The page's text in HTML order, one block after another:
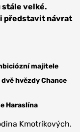
velké.
představit návrat
majitele
hvězdy Chance
Haraslína
Kmotríkových.